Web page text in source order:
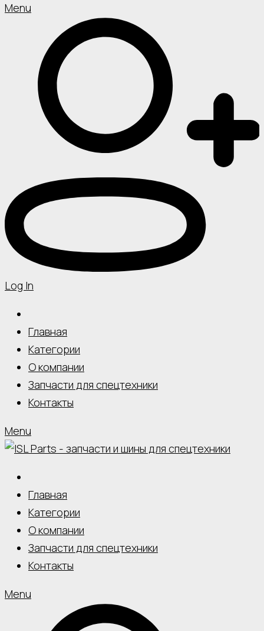
Menu
Log In
Главная
Категории
О компании
Запчасти для спецтехники
Контакты
Menu
Главная
Категории
О компании
Запчасти для спецтехники
Контакты
Menu